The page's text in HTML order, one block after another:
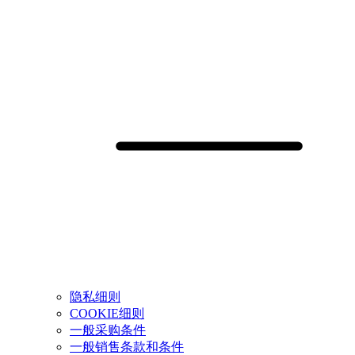
隐私细则
COOKIE细则
一般采购条件
一般销售条款和条件